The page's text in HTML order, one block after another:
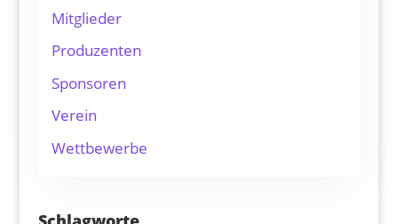
Mitglieder
Produzenten
Sponsoren
Verein
Wettbewerbe